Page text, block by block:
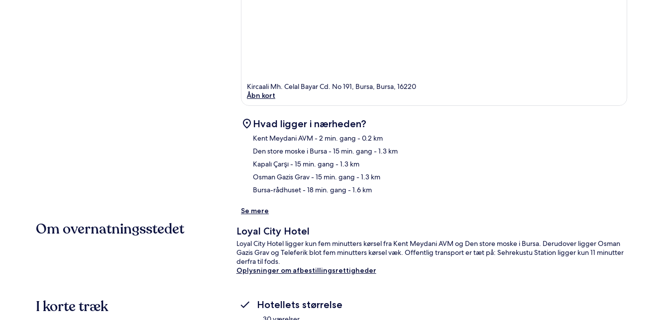
Kircaali Mh. Celal Bayar Cd. No 191, Bursa, Bursa, 16220
Åbn kort
Hvad ligger i nærheden?
Kent Meydani AVM - 2 min. gang - 0.2 km
Den store moske i Bursa- 15 min. gang - 1.3 km
Kapalı Çarşı- 15 min. gang - 1.3 km
Osman Gazis Grav- 15 min. gang - 1.3 km
Bursa-rådhuset- 18 min. gang - 1.6 km
Se mere
Om overnatningsstedet Loyal City Hotel
Loyal City Hotel ligger kun fem minutters kørsel fra Kent Meydani AVM og Den store moske i Bursa. Derudover ligger Osman
Gazis Grav og Teleferik blot fem minutters kørsel væk. Offentlig transport er tæt på: Sehrekustu Station ligger kun 11 minutter
derfra til fods.
Oplysninger om afbestillingsrettigheder
I korte træk Hotellets størrelse